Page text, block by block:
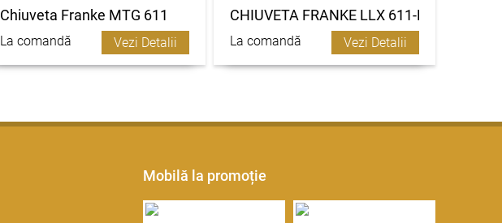
Chiuveta Franke MTG 611
La comandă Vezi Detalii
CHIUVETA FRANKE LLX 611-L
La comandă Vezi Detalii
Mobilă la promoție